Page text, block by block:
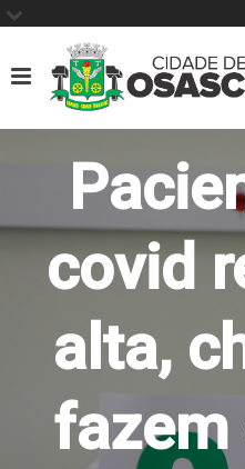
covid
alta,
fazem